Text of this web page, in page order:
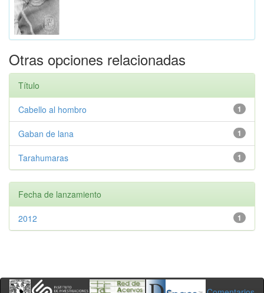
Otras opciones relacionadas
Título
1
Cabello al hombro
1
Gaban de lana
1
Tarahumaras
Fecha de lanzamiento
1
2012